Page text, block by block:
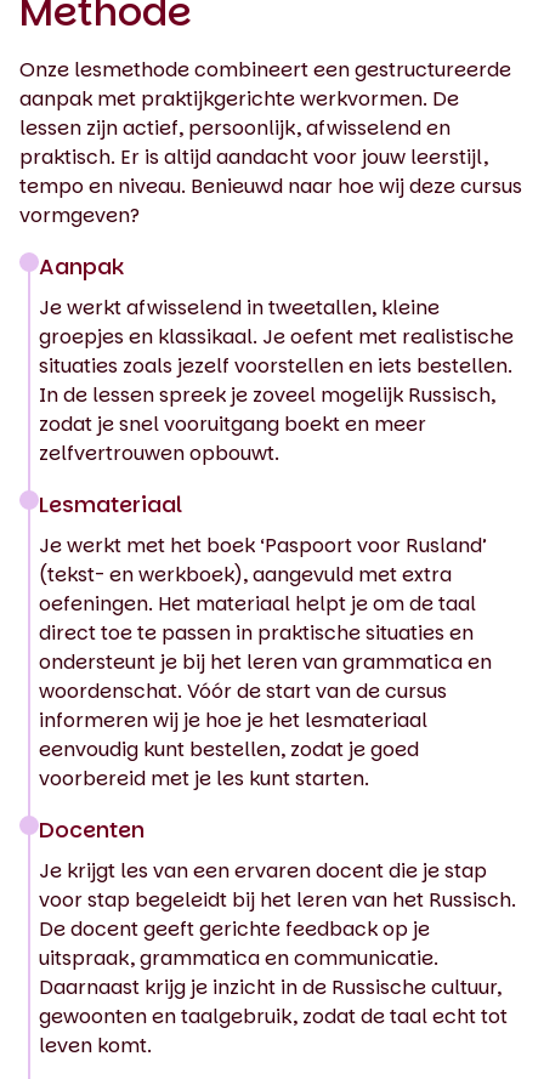
Methode
Onze lesmethode combineert een gestructureerde
aanpak met praktijkgerichte werkvormen. De
lessen zijn actief, persoonlijk, afwisselend en
praktisch. Er is altijd aandacht voor jouw leerstijl,
tempo en niveau. Benieuwd naar hoe wij deze cursus
vormgeven?
Aanpak
Je werkt afwisselend in tweetallen, kleine
groepjes en klassikaal. Je oefent met realistische
situaties zoals jezelf voorstellen en iets bestellen.
In de lessen spreek je zoveel mogelijk Russisch,
zodat je snel vooruitgang boekt en meer
zelfvertrouwen opbouwt.
Lesmateriaal
Je werkt met het boek ‘Paspoort voor Rusland’
(tekst- en werkboek), aangevuld met extra
oefeningen. Het materiaal helpt je om de taal
direct toe te passen in praktische situaties en
ondersteunt je bij het leren van grammatica en
woordenschat. Vóór de start van de cursus
informeren wij je hoe je het lesmateriaal
eenvoudig kunt bestellen, zodat je goed
voorbereid met je les kunt starten.
Docenten
Je krijgt les van een ervaren docent die je stap
voor stap begeleidt bij het leren van het Russisch.
De docent geeft gerichte feedback op je
uitspraak, grammatica en communicatie.
Daarnaast krijg je inzicht in de Russische cultuur,
gewoonten en taalgebruik, zodat de taal echt tot
leven komt.